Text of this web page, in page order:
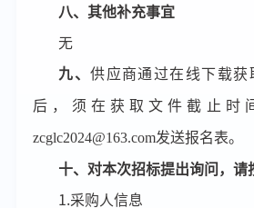
八、其他补充事宜
无
九、供应商通过在线下载获
后，须在获取文件截止时
zcglc2024@163.com发送报名表。
十、对本次招标提出询问，请
1.采购人信息